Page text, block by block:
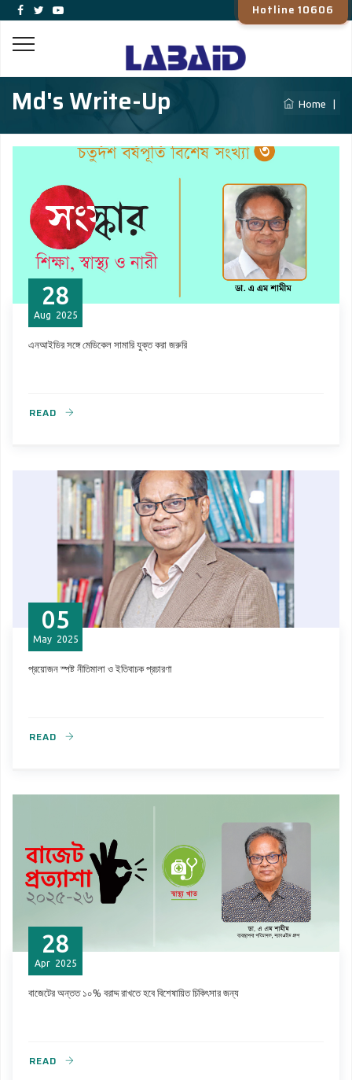
Hotline 10606
Md's Write-Up Home
28
Aug 2025
এনআইডির সঙ্গে মেডিকেল সামারি যুক্ত করা জরুরি
READ
05
May 2025
প্রয়োজন স্পষ্ট নীতিমালা ও ইতিবাচক প্রচারণা
READ
28
Apr 2025
বাজেটের অন্তত ১০% বরাদ্দ রাখতে হবে বিশেষায়িত চিকিৎসার জন্য
READ